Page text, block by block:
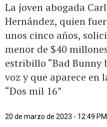
La joven abogada
Hernández, quien
unos cinco años,
menor de $40
estribillo “Bad Bunny
voz y que aparece en
“Dos mil 16″
20 de marzo de 2023 - 12:49 PM